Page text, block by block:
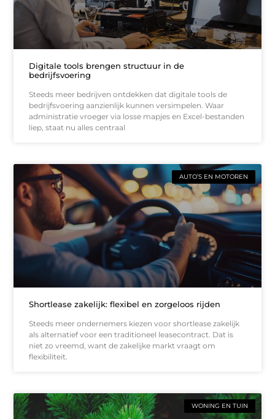
Digitale tools brengen structuur in de
bedrijfsvoering
Steeds meer bedrijven ontdekken dat digitale tools de
bedrijfsvoering aanzienlijk kunnen versimpelen. Waar
administratie vroeger via losse mapjes en Excel-bestanden
liep, staat nu alles centraal
AUTO’S EN MOTOREN
Shortlease zakelijk: flexibel en zorgeloos rijden
Steeds meer ondernemers kiezen voor shortlease zakelijk
als alternatief voor een traditioneel leasecontract. Dat is
niet zo vreemd, want de zakelijke markt vraagt om
flexibiliteit.
WONING EN TUIN